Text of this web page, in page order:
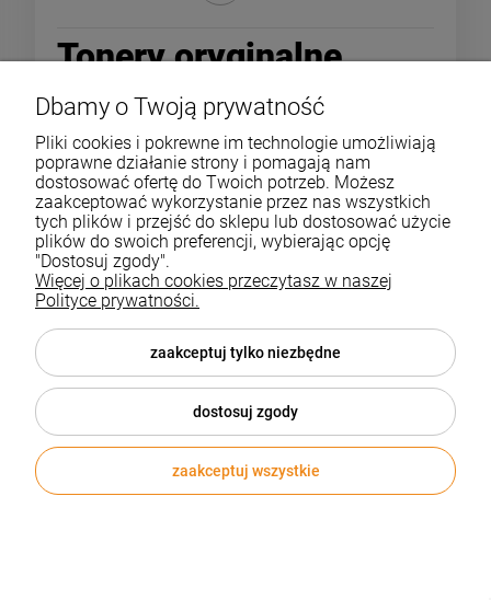
Tonery oryginalne
Uzupełniając zapas tonerów do drukarki, zawsze
warto zaopatrywać się u autoryzowanych
dystrybutorów. Oryginalne tonery pozwalają na
osiągnięcie jak najlepszej jakości wydruku,
doskonałe odwzorowanie kolorystyczne oraz
działają w pełni kompatybilnie z dedykowanymi
urządzeniami. W naszym asortymencie
znajdziecie profesjonalne i oryginalne
tonery do
Lexmark. Proponujemy także różne opcje
dogodnej i szybkiej wysyłki, które można
wybierać zależnie od tego, jak szybko ma zostać
Wysokiej jakości oryginalne
Dbamy o Twoją prywatność
Pliki cookies i pokrewne im technologie umożliwiają
poprawne działanie strony i pomagają nam
dostosować ofertę do Twoich potrzeb. Możesz
zaakceptować wykorzystanie przez nas wszystkich
tych plików i przejść do sklepu lub dostosować użycie
plików do swoich preferencji, wybierając opcję
"Dostosuj zgody".
Więcej o plikach cookies przeczytasz w naszej
Polityce prywatności.
zaakceptuj tylko niezbędne
dostosuj zgody
zaakceptuj wszystkie